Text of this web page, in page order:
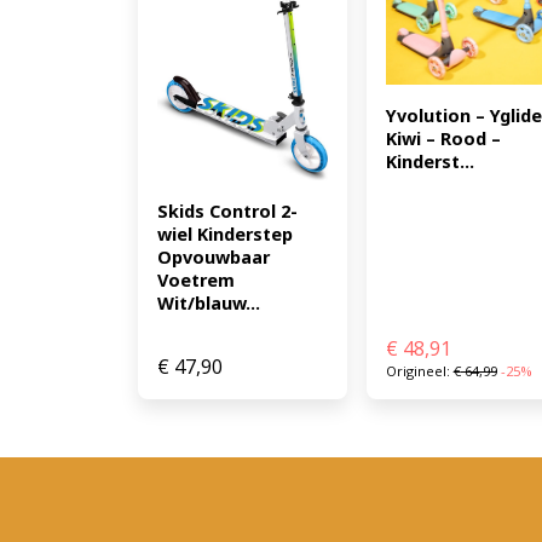
Skids Control 2-
wiel Kinderstep
Opvouwbaar
Voetrem
Wit/blauw...
€ 47,90
Yvolution –
Kiwi – Rood –
Kinderst...
€ 48,91
Origineel:€64,99 -25%